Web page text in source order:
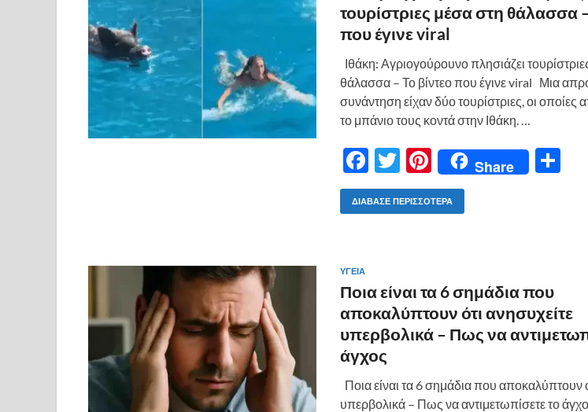
τουρίστριες μέσα στη θάλασσα
που έγινε viral
Ιθάκη: Αγριογούρουνο πλησιάζει
θάλασσα – Το βίντεο που έγινε viral Μια
συνάντηση είχαν δύο τουρίστριες, οι
το μπάνιο τους κοντά στην Ιθάκη. …
F
ac
e
o
k
T
w
itt
Pi
nt
er
Share
ίτ
ε
ΔΙΆΒΑΣΕ ΠΕΡΙΣΣΌΤΕΡΑ
ΥΓΕΙΑ
Ποια είναι τα 6 σημάδια που
αποκαλύπτουν ότι ανησυχείτε
υπερβολικά – Πως να
άγχος
Ποια είναι τα 6 σημάδια που αποκαλύπτουν
υπερβολικά – Πως να αντιμετωπίσετε το